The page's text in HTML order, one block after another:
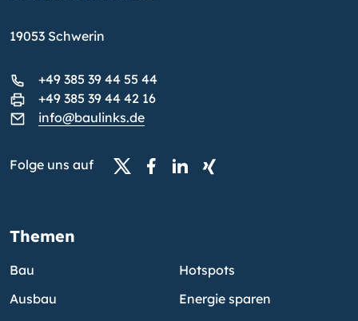
19053 Schwerin
+49 385 39 44 55 44
+49 385 39 44 42 16
info@baulinks.de
Folge uns auf
Themen
Bau
Ausbau
Hotspots
Energie sparen